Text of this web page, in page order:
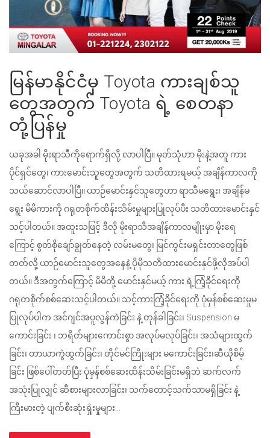
မြန်မာနိုင်ငံမှ Toyota ကားချစ်သူ
တွေအတွက် Toyota ရဲ့ စေတနာ
တုံ့ပြန်မှု
ယခုအခါ မိုးရာသီကိုရောက်ရှိလို့ လာပါပြီ။ မုတ်သုံဟာ မိုးနဲ့အတူ ကား
ပိုင်ရှင်တွေ၊ ကားမောင်းသူတွေအတွက် သတိထားရမယ့် အချိန်ကာလကို
သယ်ဆောင်လာပါပြီ။ ယာဉ်မောင်းနှင်သူတွေဟာ ရာသီမရွေး၊ အချိန်မ
ရွေး မိမိကားကို ဂရုတစိုက်ထိန်းသိမ်းမှုများပြုလုပ်ပီး သတိထားမောင်းနှင်
သင့်ပါတယ်။ အထူးသဖြင့် ဒီလို မိုးရာသီအချိန်ကာလမျိုးမှာ မိုးရေ
ကြောင့် စွတ်စိုချော်ချွတ်နေတဲ့ လမ်းမတွေ၊ မြင်ကွင်းမရှင်းတာတွေဖြစ်
တတ်လို့ ယာဉ်မောင်းသူတွေအနေနဲ့ ပိုမိုသတိထားမောင်းနှင်ဖို့လိုအပ်ပါ
တယ်။ ဒီအတွက်ကြောင့် မိမိတို့ မောင်းနှင်မယ့် ကား ရဲ့ကြံ့ခိုင်ရေးကို
ဂရုတစိုက်စစ်ဆေးသင့်ပါတယ်။ သင့်ကားကြံ့ခိုင်ရေးကို ပုံမှန်စစ်ဆေးမှုမ
ပြုလုပ်ပါက အင်ဂျင်အပူလွန်ကဲခြင်း နဲ့ တုန်ခါခြင်း၊ Suspension မ
ကောင်းခြင်း ၊ ဘရိတ်များကောင်းစွာ အလုပ်မလုပ်ခြင်း၊ အသံများထွက်
ခြင်း၊ တာယာကွဲထွက်ခြင်း၊ တိုင်မင်ကြိုးများ မကောင်းခြင်း၊ဆီယိုစိမ့်
ခြင်း ဖြစ်ပေါ်တတ်ပြီး ပုံမှန်စစ်ဆေးထိန်းသိမ်းခြင်းမရှိဘဲ ဆက်လက်
အသုံးပြုလျှင် ဆီစားများလာခြင်း၊ သက်တောင့်သက်သာမရှိခြင်း နဲ့
ကြီးမားတဲ့ ပျက်စီးဆုံးရှုံးမှုများ…